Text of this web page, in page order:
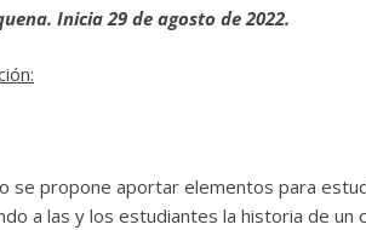
. Inicia 29 de agosto de 2022.
se propone aportar elementos para
a las y los estudiantes la historia de